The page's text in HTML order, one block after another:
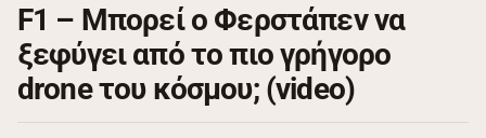
F1 – Μπορεί ο Φερστάπεν να
ξεφύγει από το πιο γρήγορο
drone του κόσμου; (video)